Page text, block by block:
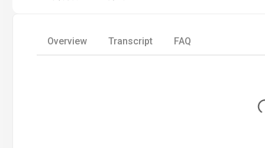
Overview Transcript FAQ